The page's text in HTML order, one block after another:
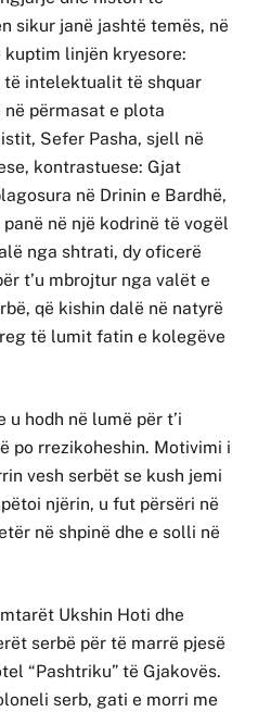
sikur janë jashtë temës, në
linjën kryesore:
të intelektualit të shquar
në përmasat e plota
Sefer Pasha, sjell në
kontrastuese: Gjat
në Drinin e Bardhë,
në një kodrinë të vogël
nga shtrati, dy oficerë
t’u mbrojtur nga valët e
që kishin dalë në natyrë
të lumit fatin e kolegëve
u hodh në lumë për t’i
po rrezikoheshin. Motivimi i
vesh serbët se kush jemi
njërin, u fut përsëri në
në shpinë dhe e solli në
Ukshin Hoti dhe
serbë për të marrë pjesë
“Pashtriku” të Gjakovës.
serb, gati e morri me